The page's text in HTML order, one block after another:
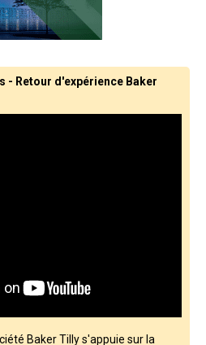
- Retour d'expérience Baker
Baker Tilly s'appuie sur la